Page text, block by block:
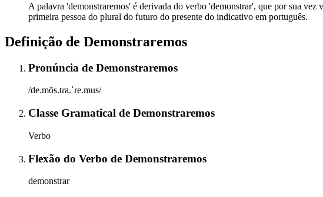
A palavra 'demonstraremos' é derivada do verbo 'demonstrar', que por sua
primeira pessoa do plural do futuro do presente do indicativo em português.
Definição de Demonstraremos
Pronúncia de Demonstraremos
/de.mõs.tɾa.ˈɾe.mus/
Classe Gramatical de Demonstraremos
Verbo
Flexão do Verbo de Demonstraremos
demonstrar